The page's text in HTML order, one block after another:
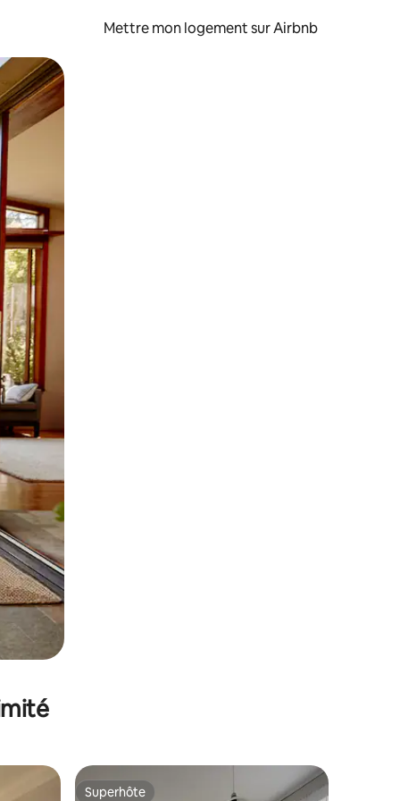
Mettre mon logement sur Airbnb
glisser.
Superhôte